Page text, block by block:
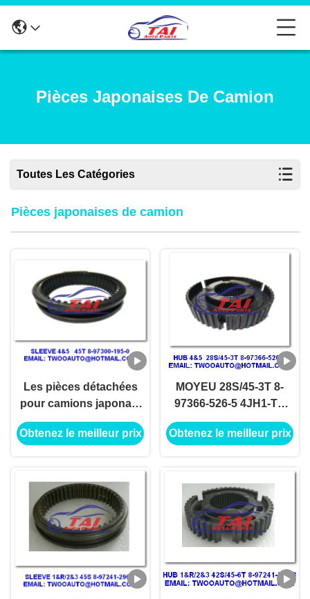
Pièces Japonaises De Camion
Toutes Les Catégories
Pièces japonaises de camion
Les pièces détachées
pour camions japonais
4 / 5 45T 8-97300-195-0
4JH1-TC 4HF1-2005
Obtenez le meilleur prix
MOYEU 28S/45-3T 8-
97366-526-5 4JH1-TC
4HF1-2005 NKR-
71MYY5T Dépanneuses
Obtenez le meilleur prix